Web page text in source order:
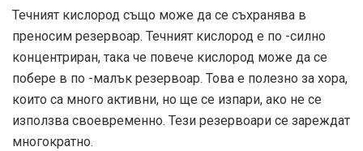
Течният кислород също може да се съхранява в
преносим резервоар. Течният кислород е по -силно
концентриран, така че повече кислород може да се
побере в по -малък резервоар. Това е полезно за хора,
които са много активни, но ще се изпари, ако не се
използва своевременно. Тези резервоари се зареждат
многократно.